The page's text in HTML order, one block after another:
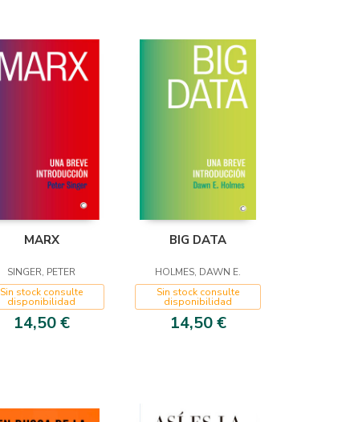
MARX
SINGER, PETER
Sin stock consulte
disponibilidad
14,50 €
BIG DATA
HOLMES, DAWN E.
Sin stock consulte
disponibilidad
14,50 €